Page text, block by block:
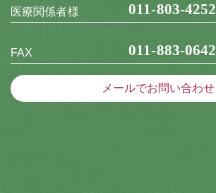
医療関係者様 011-803-4252
FAX 011-883-0642
メールでお問い合わせ